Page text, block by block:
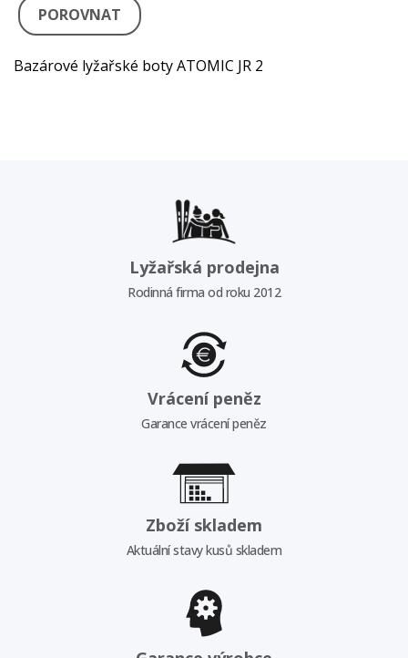
POROVNAT
Bazárové lyžařské boty ATOMIC JR 2
Lyžařská prodejna
Rodinná firma od roku 2012
Vrácení peněz
Garance vrácení peněz
Zboží skladem
Aktuální stavy kusů skladem